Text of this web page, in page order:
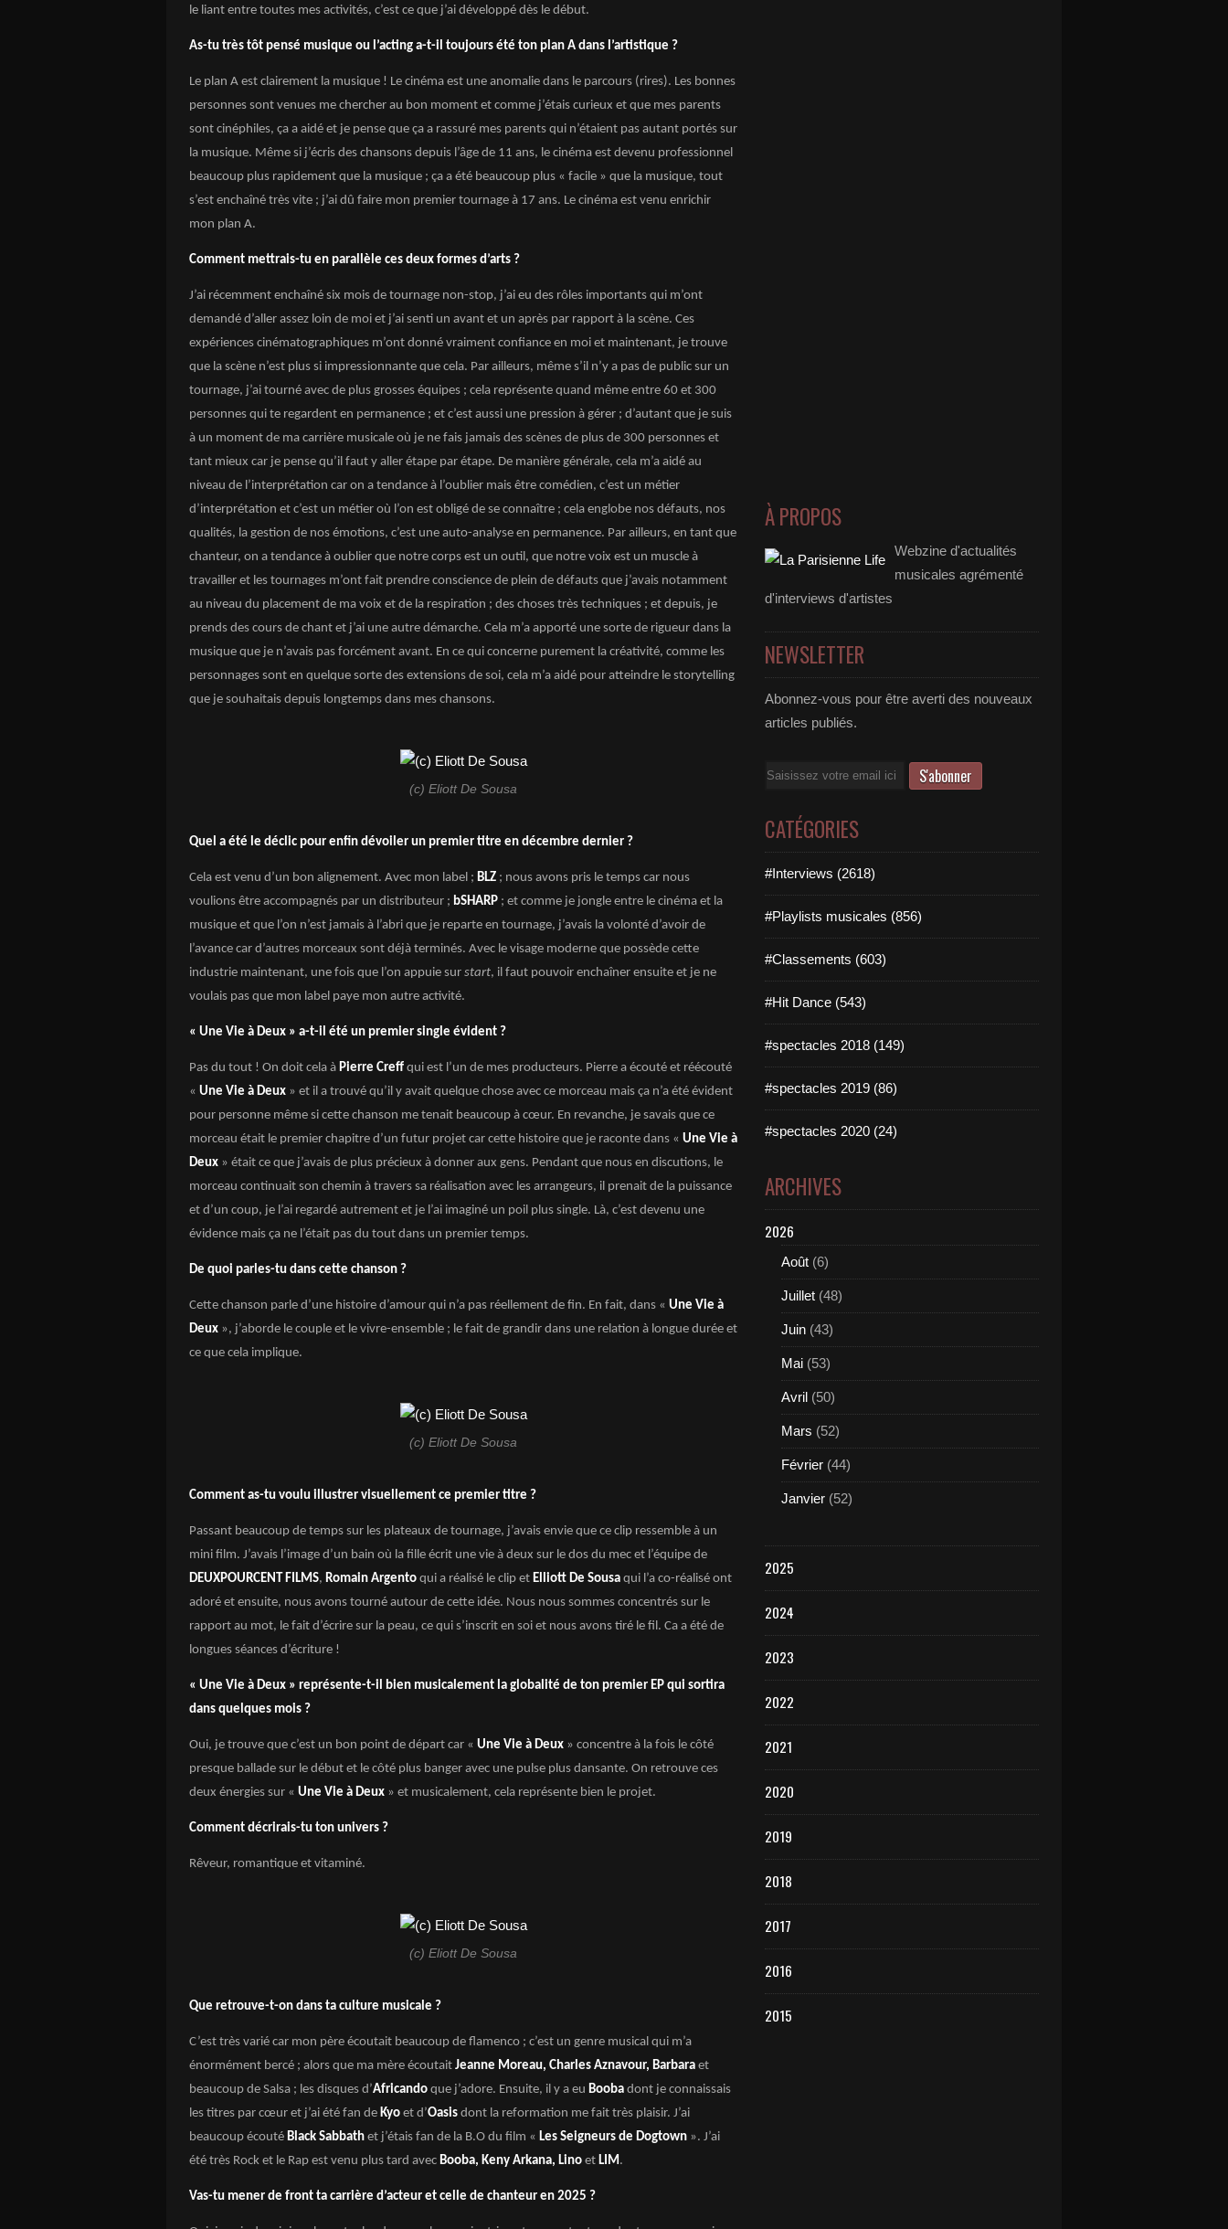
le liant entre toutes mes activités, c’est ce que j’ai développé dès le début.
As-tu très tôt pensé musique ou l’acting a-t-il toujours été ton plan A dans l’artistique ?
Le plan A est clairement la musique ! Le cinéma est une anomalie dans le parcours (rires). Les bonnes
personnes sont venues me chercher au bon moment et comme j’étais curieux et que mes parents
sont cinéphiles, ça a aidé et je pense que ça a rassuré mes parents qui n’étaient pas autant portés sur
la musique. Même si j’écris des chansons depuis l’âge de 11 ans, le cinéma est devenu professionnel
beaucoup plus rapidement que la musique ; ça a été beaucoup plus « facile » que la musique, tout
s’est enchaîné très vite ; j’ai dû faire mon premier tournage à 17 ans. Le cinéma est venu enrichir
mon plan A.
Comment mettrais-tu en parallèle ces deux formes d’arts ?
J’ai récemment enchaîné six mois de tournage non-stop, j’ai eu des rôles importants qui m’ont
demandé d’aller assez loin de moi et j’ai senti un avant et un après par rapport à la scène. Ces
expériences cinématographiques m’ont donné vraiment confiance en moi et maintenant, je trouve
que la scène n’est plus si impressionnante que cela. Par ailleurs, même s’il n’y a pas de public sur un
tournage, j’ai tourné avec de plus grosses équipes ; cela représente quand même entre 60 et 300
personnes qui te regardent en permanence ; et c’est aussi une pression à gérer ; d’autant que je suis
à un moment de ma carrière musicale où je ne fais jamais des scènes de plus de 300 personnes et
tant mieux car je pense qu’il faut y aller étape par étape. De manière générale, cela m’a aidé au
niveau de l’interprétation car on a tendance à l’oublier mais être comédien, c’est un métier
d’interprétation et c’est un métier où l’on est obligé de se connaître ; cela englobe nos défauts, nos
qualités, la gestion de nos émotions, c’est une auto-analyse en permanence. Par ailleurs, en tant que
chanteur, on a tendance à oublier que notre corps est un outil, que notre voix est un muscle à
travailler et les tournages m’ont fait prendre conscience de plein de défauts que j’avais notamment
au niveau du placement de ma voix et de la respiration ; des choses très techniques ; et depuis, je
prends des cours de chant et j’ai une autre démarche. Cela m’a apporté une sorte de rigueur dans la
musique que je n’avais pas forcément avant. En ce qui concerne purement la créativité, comme les
personnages sont en quelque sorte des extensions de soi, cela m’a aidé pour atteindre le storytelling
que je souhaitais depuis longtemps dans mes chansons.
(c) Eliott De Sousa
Quel a été le déclic pour enfin dévoiler un premier titre en décembre dernier ?
Cela est venu d’un bon alignement. Avec mon label ; BLZ ; nous avons pris le temps car nous
voulions être accompagnés par un distributeur ; bSHARP ; et comme je jongle entre le cinéma et la
musique et que l’on n’est jamais à l’abri que je reparte en tournage, j’avais la volonté d’avoir de
l’avance car d’autres morceaux sont déjà terminés. Avec le visage moderne que possède cette
industrie maintenant, une fois que l’on appuie sur start, il faut pouvoir enchaîner ensuite et je ne
voulais pas que mon label paye mon autre activité.
« Une Vie à Deux » a-t-il été un premier single évident ?
Pas du tout ! On doit cela à Pierre Creff qui est l’un de mes producteurs. Pierre a écouté et réécouté
« Une Vie à Deux » et il a trouvé qu’il y avait quelque chose avec ce morceau mais ça n’a été évident
pour personne même si cette chanson me tenait beaucoup à cœur. En revanche, je savais que ce
morceau était le premier chapitre d’un futur projet car cette histoire que je raconte dans « Une Vie à
Deux » était ce que j’avais de plus précieux à donner aux gens. Pendant que nous en discutions, le
morceau continuait son chemin à travers sa réalisation avec les arrangeurs, il prenait de la puissance
et d’un coup, je l’ai regardé autrement et je l’ai imaginé un poil plus single. Là, c’est devenu une
évidence mais ça ne l’était pas du tout dans un premier temps.
De quoi parles-tu dans cette chanson ?
Cette chanson parle d’une histoire d’amour qui n’a pas réellement de fin. En fait, dans « Une Vie à
Deux », j’aborde le couple et le vivre-ensemble ; le fait de grandir dans une relation à longue durée et
ce que cela implique.
(c) Eliott De Sousa
Comment as-tu voulu illustrer visuellement ce premier titre ?
Passant beaucoup de temps sur les plateaux de tournage, j’avais envie que ce clip ressemble à un
mini film. J’avais l’image d’un bain où la fille écrit une vie à deux sur le dos du mec et l’équipe de
DEUXPOURCENT FILMS, Romain Argento qui a réalisé le clip et Elliott De Sousa qui l’a co-réalisé ont
adoré et ensuite, nous avons tourné autour de cette idée. Nous nous sommes concentrés sur le
rapport au mot, le fait d’écrire sur la peau, ce qui s’inscrit en soi et nous avons tiré le fil. Ca a été de
longues séances d’écriture !
« Une Vie à Deux » représente-t-il bien musicalement la globalité de ton premier EP qui sortira
dans quelques mois ?
Oui, je trouve que c’est un bon point de départ car « Une Vie à Deux » concentre à la fois le côté
presque ballade sur le début et le côté plus banger avec une pulse plus dansante. On retrouve ces
deux énergies sur « Une Vie à Deux » et musicalement, cela représente bien le projet.
Comment décrirais-tu ton univers ?
Rêveur, romantique et vitaminé.
(c) Eliott De Sousa
Que retrouve-t-on dans ta culture musicale ?
C’est très varié car mon père écoutait beaucoup de flamenco ; c’est un genre musical qui m’a
énormément bercé ; alors que ma mère écoutait Jeanne Moreau, Charles Aznavour, Barbara et
beaucoup de Salsa ; les disques d’Africando que j’adore. Ensuite, il y a eu Booba dont je connaissais
les titres par cœur et j’ai été fan de Kyo et d’Oasis dont la reformation me fait très plaisir. J’ai
beaucoup écouté Black Sabbath et j’étais fan de la B.O du film « Les Seigneurs de Dogtown ». J’ai
été très Rock et le Rap est venu plus tard avec Booba, Keny Arkana, Lino et LIM.
Vas-tu mener de front ta carrière d’acteur et celle de chanteur en 2025 ?
À PROPOS
Webzine d'actualités
musicales agrémenté
d'interviews d'artistes
NEWSLETTER
Abonnez-vous pour être averti des nouveaux
articles publiés.
Email
CATÉGORIES
#Interviews (2618)
#Playlists musicales (856)
#Classements (603)
#Hit Dance (543)
#spectacles 2018 (149)
#spectacles 2019 (86)
#spectacles 2020 (24)
ARCHIVES
2026
Août (6)
Juillet (48)
Juin (43)
Mai (53)
Avril (50)
Mars (52)
Février (44)
Janvier (52)
2025
2024
2023
2022
2021
2020
2019
2018
2017
2016
2015